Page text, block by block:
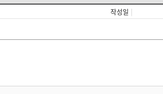
작성일 |